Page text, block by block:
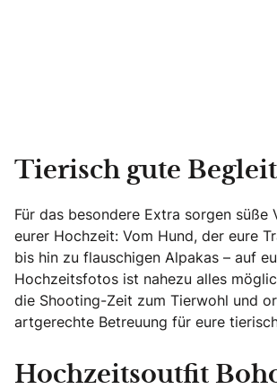
Tierisch gute
Für das besondere Extra sorgen süße
eurer Hochzeit: Vom Hund, der eure
bis hin zu flauschigen Alpakas – auf
Hochzeitsfotos ist nahezu alles
die Shooting-Zeit zum Tierwohl und
artgerechte Betreuung für eure
Hochzeitsoutfit